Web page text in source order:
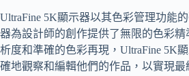
UltraFine 5K顯示器以其色彩管理功能
器為設計師的創作提供了無限的色彩
析度和準確的色彩再現，UltraFine 5K
確地觀察和編輯他們的作品，以實現